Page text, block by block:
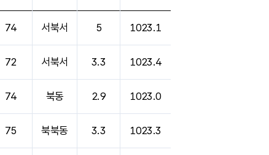
74 서북서 5 1023.1
72 서북서 3.3 1023.4
74 북동 2.9 1023.0
75 북북동 3.3 1023.3